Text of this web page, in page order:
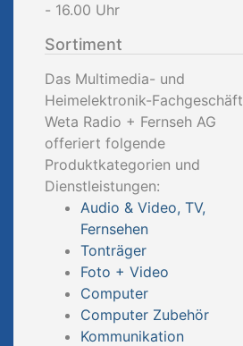
- 16.00 Uhr
Sortiment
Das Multimedia- und
Heimelektronik-Fachgeschäft
Weta Radio + Fernseh AG
offeriert folgende
Produktkategorien und
Dienstleistungen:
Audio & Video, TV,
Fernsehen
Tonträger
Foto + Video
Computer
Computer Zubehör
Kommunikation